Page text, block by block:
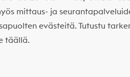
mittaus- ja
evästeitä. Tutustu
täällä.